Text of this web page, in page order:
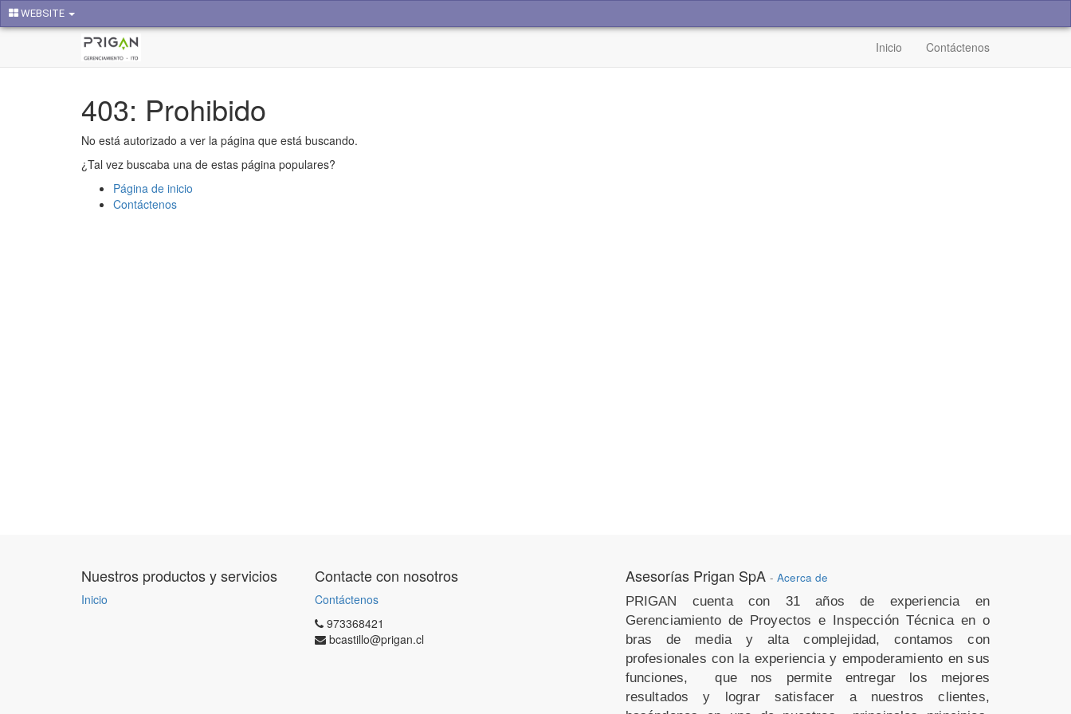
WEBSITE
Inicio Contáctenos
403: Prohibido
No está autorizado a ver la página que está buscando.
¿Tal vez buscaba una de estas página populares?
Página de inicio
Contáctenos
Nuestros productos y servicios
Inicio
Contacte con nosotros
Contáctenos
973368421
bcastillo@prigan.cl
Asesorías Prigan SpA - Acerca de
PRIGAN cuenta con 31 años de experiencia en
Gerenciamiento de Proyectos e Inspección Técnica en o
bras de media y alta complejidad, contamos con
profesionales con la experiencia y empoderamiento en sus
funciones,
que nos permite entregar los mejores
resultados y lograr satisfacer a nuestros clientes,